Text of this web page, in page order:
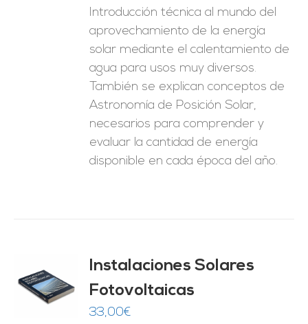
Introducción técnica al mundo del
aprovechamiento de la energía
solar mediante el calentamiento de
agua para usos muy diversos.
También se explican conceptos de
Astronomía de Posición Solar,
necesarios para comprender y
evaluar la cantidad de energía
disponible en cada época del año.
Instalaciones Solares
Fotovoltaicas
33,00€